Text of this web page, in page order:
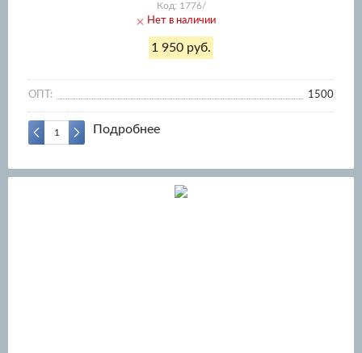
Код: 1776/
Нет в наличии
1 950 руб.
ОПТ: 1500
Подробнее